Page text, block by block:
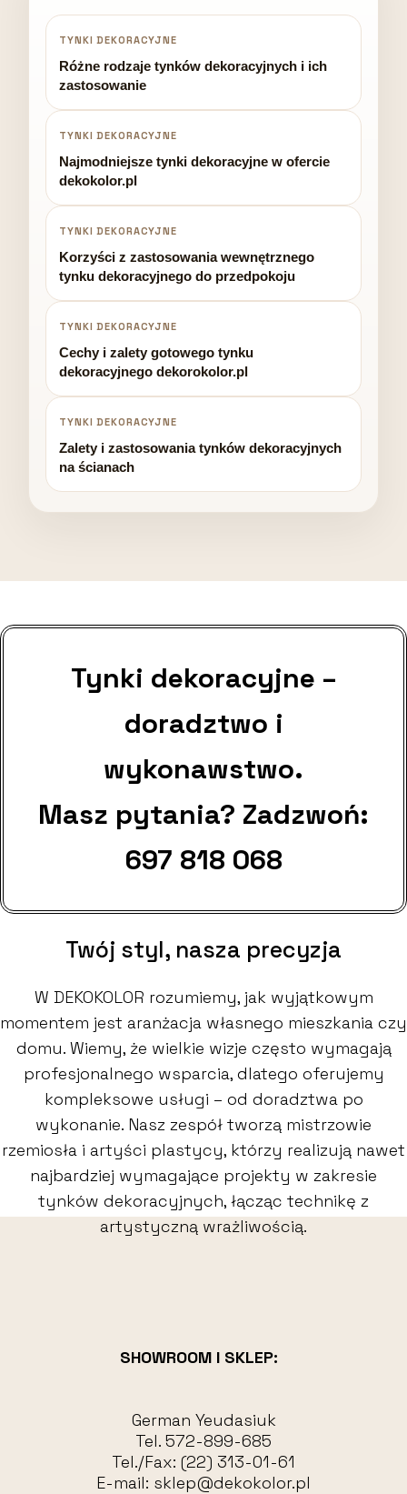
TYNKI DEKORACYJNE
Różne rodzaje tynków dekoracyjnych i ich
zastosowanie
TYNKI DEKORACYJNE
Najmodniejsze tynki dekoracyjne w ofercie
dekokolor.pl
TYNKI DEKORACYJNE
Korzyści z zastosowania wewnętrznego
tynku dekoracyjnego do przedpokoju
TYNKI DEKORACYJNE
Cechy i zalety gotowego tynku
dekoracyjnego dekorokolor.pl
TYNKI DEKORACYJNE
Zalety i zastosowania tynków dekoracyjnych
na ścianach
Tynki dekoracyjne –
doradztwo i
wykonawstwo.
Masz pytania? Zadzwoń:
697 818 068
Twój styl, nasza precyzja
W DEKOKOLOR rozumiemy, jak wyjątkowym
momentem jest aranżacja własnego mieszkania czy
domu. Wiemy, że wielkie wizje często wymagają
profesjonalnego wsparcia, dlatego oferujemy
kompleksowe usługi – od doradztwa po
wykonanie. Nasz zespół tworzą mistrzowie
rzemiosła i artyści plastycy, którzy realizują nawet
najbardziej wymagające projekty w zakresie
tynków dekoracyjnych, łącząc technikę z
artystyczną wrażliwością.
SHOWROOM I SKLEP:
German Yeudasiuk
Tel. 572-899-685
Tel./Fax: (22) 313-01-61
E-mail: sklep@dekokolor.pl